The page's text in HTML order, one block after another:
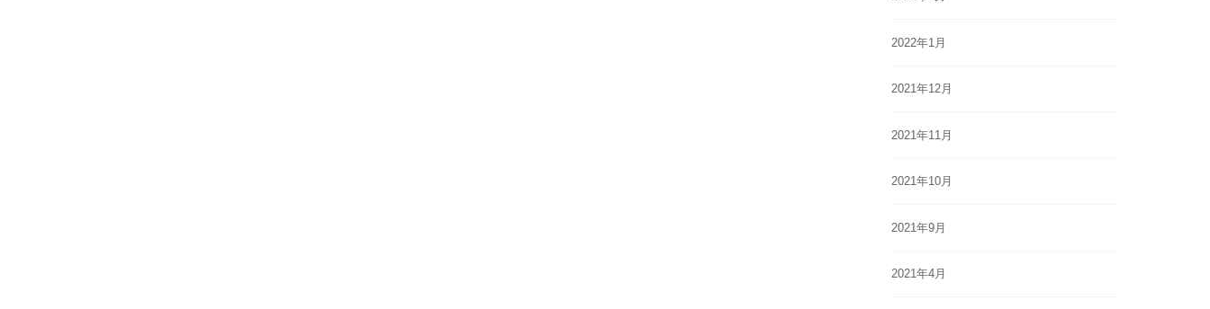
2022年1月
2021年12月
2021年11月
2021年10月
2021年9月
2021年4月